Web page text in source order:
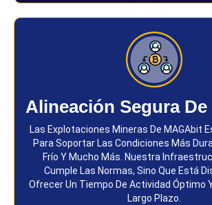
Alineación Segura
Las Explotaciones Mineras De MAGAbit
Para Soportar Las Condiciones Más
Frío Y Mucho Más. Nuestra
Cumple Las Normas, Sino Que Está
Ofrecer Un Tiempo De Actividad Óptimo
Largo Plazo.